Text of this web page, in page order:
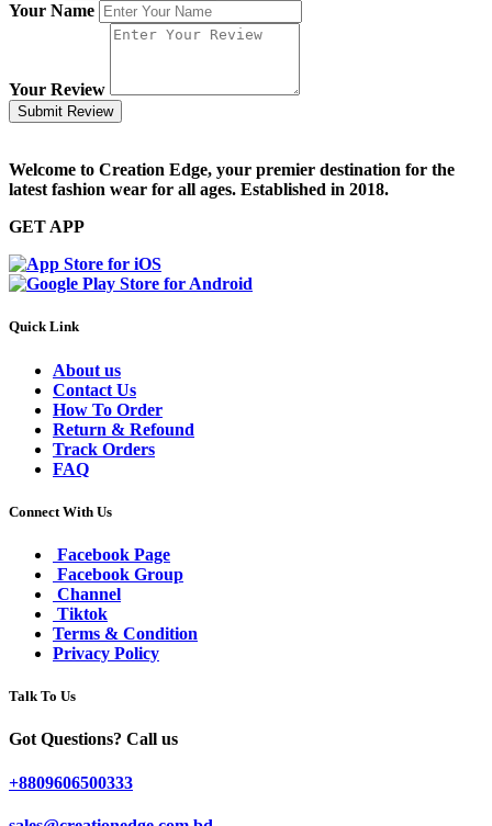
Your Name
Your Review
Submit Review
Welcome to Creation Edge, your premier destination for the
latest fashion wear for all ages. Established in 2018.
GET APP
Quick Link
About us
Contact Us
How To Order
Return & Refound
Track Orders
FAQ
Connect With Us
Facebook Page
Facebook Group
Channel
Tiktok
Terms & Condition
Privacy Policy
Talk To Us
Got Questions? Call us
+8809606500333